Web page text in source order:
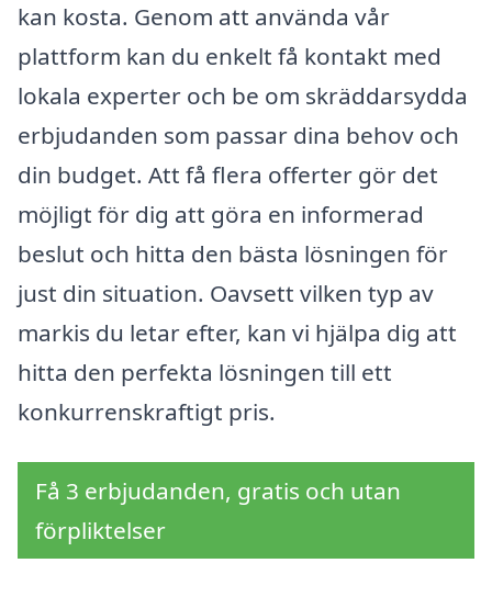
kan kosta. Genom att använda vår
plattform kan du enkelt få kontakt med
lokala experter och be om skräddarsydda
erbjudanden som passar dina behov och
din budget. Att få flera offerter gör det
möjligt för dig att göra en informerad
beslut och hitta den bästa lösningen för
just din situation. Oavsett vilken typ av
markis du letar efter, kan vi hjälpa dig att
hitta den perfekta lösningen till ett
konkurrenskraftigt pris.
Få 3 erbjudanden, gratis och utan
förpliktelser